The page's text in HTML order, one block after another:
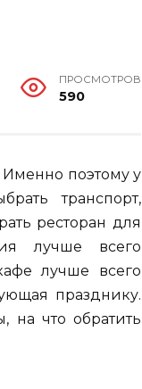
ПРОСМОТРОВ
590
поэтому у
транспорт,
ресторан для
лучше всего
лучше всего
празднику.
на что обратить